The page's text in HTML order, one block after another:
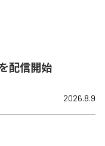
配信開始
2026.8.9